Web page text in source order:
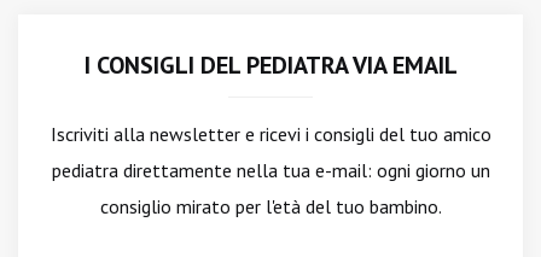
I CONSIGLI DEL PEDIATRA VIA EMAIL
Iscriviti alla newslettere ricevi i consigli del tuo amico
pediatra direttamente nella tua e-mail: ogni giorno un
consiglio mirato per l'età del tuo bambino.